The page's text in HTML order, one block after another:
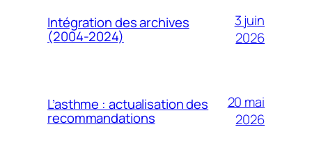
Intégration des archives
(2004-2024)
3 juin
2026
L’asthme : actualisation des
recommandations
20 mai
2026